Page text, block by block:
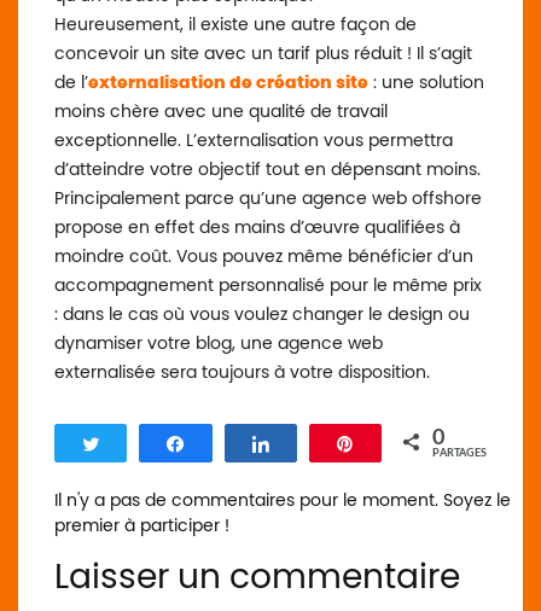
Heureusement, il existe une autre façon de
concevoir un site avec un tarif plus réduit ! Il s’agit
de l’externalisation de création site : une solution
moins chère avec une qualité de travail
exceptionnelle. L’externalisation vous permettra
d’atteindre votre objectif tout en dépensant moins.
Principalement parce qu’une agence web offshore
propose en effet des mains d’œuvre qualifiées à
moindre coût. Vous pouvez même bénéficier d’un
accompagnement personnalisé pour le même prix
: dans le cas où vous voulez changer le design ou
dynamiser votre blog, une agence web
externalisée sera toujours à votre disposition.
Tweetez Partagez Partagez Enregistrer
0
PARTAGES
Il n'y a pas de commentaires pour le moment. Soyez le
premier à participer !
Laisser un commentaire